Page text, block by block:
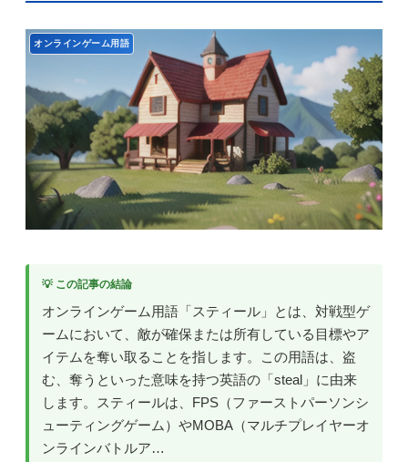
オンラインゲーム用語
💡 この記事の結論
オンラインゲーム用語「スティール」とは、対戦型ゲ
ームにおいて、敵が確保または所有している目標やア
イテムを奪い取ることを指します。この用語は、盗
む、奪うといった意味を持つ英語の「steal」に由来
します。スティールは、FPS（ファーストパーソンシ
ューティングゲーム）やMOBA（マルチプレイヤーオ
ンラインバトルア…